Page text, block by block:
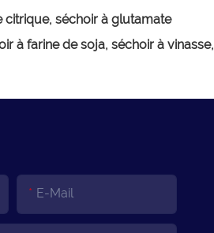
citrique, séchoir à glutamate
à farine de soja, séchoir à vinasse,
E-Mail